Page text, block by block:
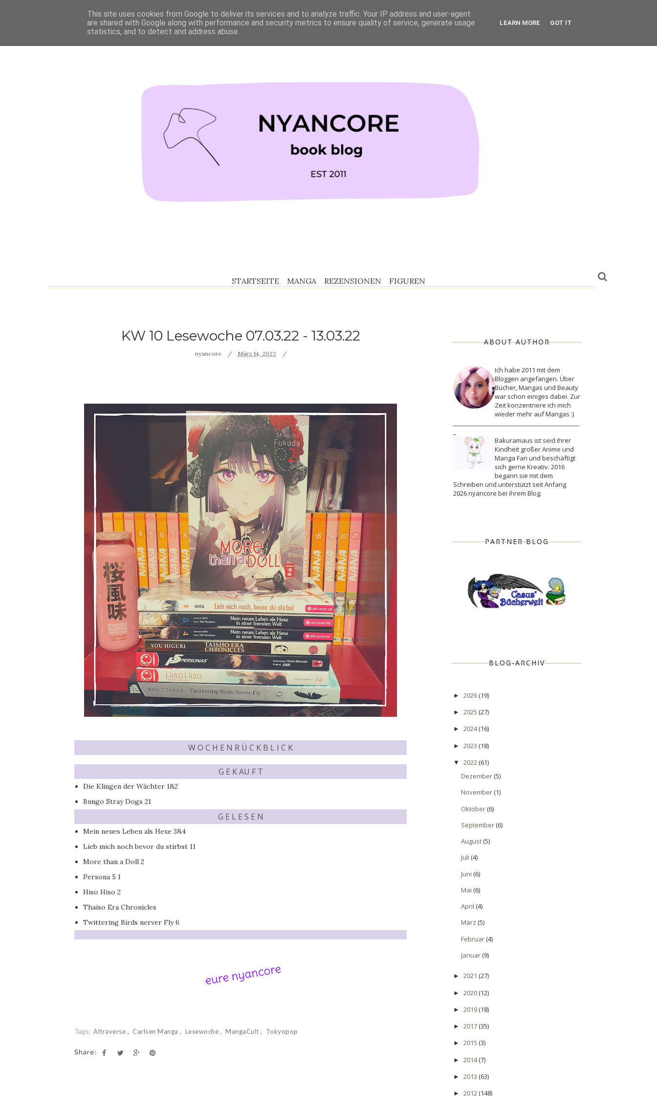
STARTSEITE MANGA REZENSIONEN FIGUREN
KW 10 Lesewoche 07.03.22 - 13.03.22
nyancore März 14, 2022
W O C H E N R Ü C K B L I C K
G E K AU F T
Die Klingen der Wächter 1&2
Bungo Stray Dogs 21
G E L E S E N
Mein neues Leben als Hexe 3&4
Lieb mich noch bevor du stirbst 11
More than a Doll 2
Persona 5 1
Hiso Hiso 2
Thaiso Era Chronicles
Twittering Birds nerver Fly 6
Tags: Altraverse Carlsen Manga Lesewoche MangaCult Tokyopop
Share:
ABOUT AUTHOR
Ich habe 2011 mit dem
Bloggen angefangen. Über
Bücher, Mangas und Beauty
war schon einiges dabei. Zur
Zeit konzentriere ich mich
wieder mehr auf Mangas :)
Bakuramaus ist seid ihrer
Kindheit großer Anime und
Manga Fan und beschäftigt
sich gerne Kreativ. 2016
begann sie mit dem
Schreiben und unterstützt seit Anfang
2026 nyancore bei ihrem Blog.
PARTNER BLOG
BLOG-ARCHIV
► 2026(19)
► 2025 (27)
► 2024(16)
► 2023 (18)
▼ 2022(61)
Dezember(5)
November(1)
Oktober(6)
September(6)
August(5)
Juli (4)
Juni (6)
Mai (6)
April (4)
März (5)
Februar(4)
Januar(9)
► 2021 (27)
► 2020(12)
► 2019(18)
► 2017(35)
► 2015 (3)
► 2014(7)
► 2013 (63)
► 2012(148)
This site uses cookies from Google to deliver its services and to analyze traffic. Your IP address and user-agent
are shared with Google along with performance and security metrics to ensure quality of service, generate usage
statistics, and to detect and address abuse.
LEARN MORE GOT IT